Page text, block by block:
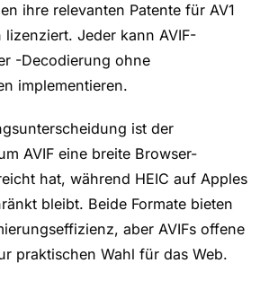
ihre relevanten Patente für AV1
Jeder kann AVIF-
-Decodierung ohne
implementieren.
ist der
AVIF eine breite Browser-
hat, während HEIC auf Apples
bleibt. Beide Formate bieten
aber AVIFs offene
praktischen Wahl für das Web.